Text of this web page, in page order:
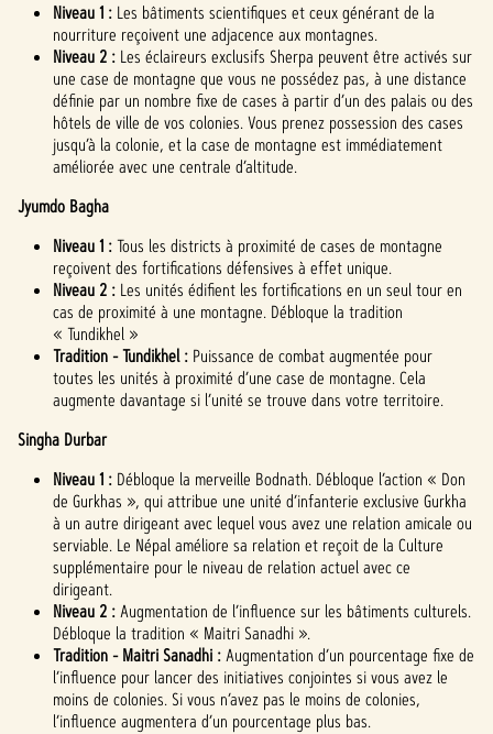
Niveau 1 : Les bâtiments scientifiques et ceux générant de la
nourriture reçoivent une adjacence aux montagnes.
Niveau 2 : Les éclaireurs exclusifs Sherpa peuvent être activés sur
une case de montagne que vous ne possédez pas, à une distance
définie par un nombre fixe de cases à partir d’un des palais ou des
hôtels de ville de vos colonies. Vous prenez possession des cases
jusqu’à la colonie, et la case de montagne est immédiatement
améliorée avec une centrale d’altitude.
Jyumdo Bagha
Niveau 1 :Tous les districts à proximité de cases de montagne
reçoivent des fortifications défensives à effet unique.
Niveau 2 : Les unités édifient les fortifications en un seul tour en
cas de proximité à une montagne. Débloque la tradition
« Tundikhel »
Tradition - Tundikhel : Puissance de combat augmentée pour
toutes les unités à proximité d’une case de montagne. Cela
augmente davantage si l’unité se trouve dans votre territoire.
Singha Durbar
Niveau 1 : Débloque la merveille Bodnath. Débloque l’action « Don
de Gurkhas », qui attribue une unité d’infanterie exclusive Gurkha
à un autre dirigeant avec lequel vous avez une relation amicale ou
serviable. Le Népal améliore sa relation et reçoit de la Culture
supplémentaire pour le niveau de relation actuel avec ce
dirigeant.
Niveau 2 :Augmentation de l’influence sur les bâtiments culturels.
Débloque la tradition « Maitri Sanadhi ».
Tradition - Maitri Sanadhi :Augmentation d’un pourcentage fixe de
l’influence pour lancer des initiatives conjointes si vous avez le
moins de colonies. Si vous n’avez pas le moins de colonies,
l’influence augmentera d’un pourcentage plus bas.